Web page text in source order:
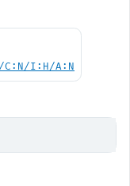
C:N/I:H/A:N